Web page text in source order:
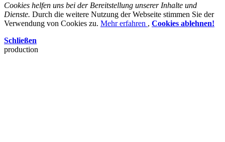
Cookies helfen uns bei der Bereitstellung unserer Inhalte und
Dienste. Durch die weitere Nutzung der Webseite stimmen Sie der
Verwendung von Cookies zu. Mehr erfahren , Cookies ablehnen!
Schließen
production